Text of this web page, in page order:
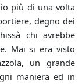
più di una volta
degno dei
chi avrebbe
Mai si era visto
un grande
maniera ed in